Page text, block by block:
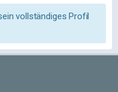
vollständiges Profil